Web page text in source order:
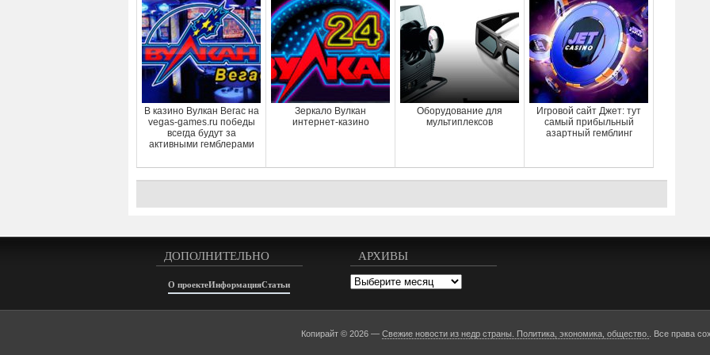
В казино Вулкан Вегас на
vegas-games.ru победы
всегда будут за
активными гемблерами
Зеркало Вулкан
интернет-казино
Оборудование для
мультиплексов
Игровой сайт Джет: тут
самый прибыльный
азартный гемблинг
ДОПОЛНИТЕЛЬНО
О проектеИнформацияСтатьи
АРХИВЫ
Архивы
Копирайт © 2026 — Свежие новости из недр страны. Политика, экономика, общество. . Все права